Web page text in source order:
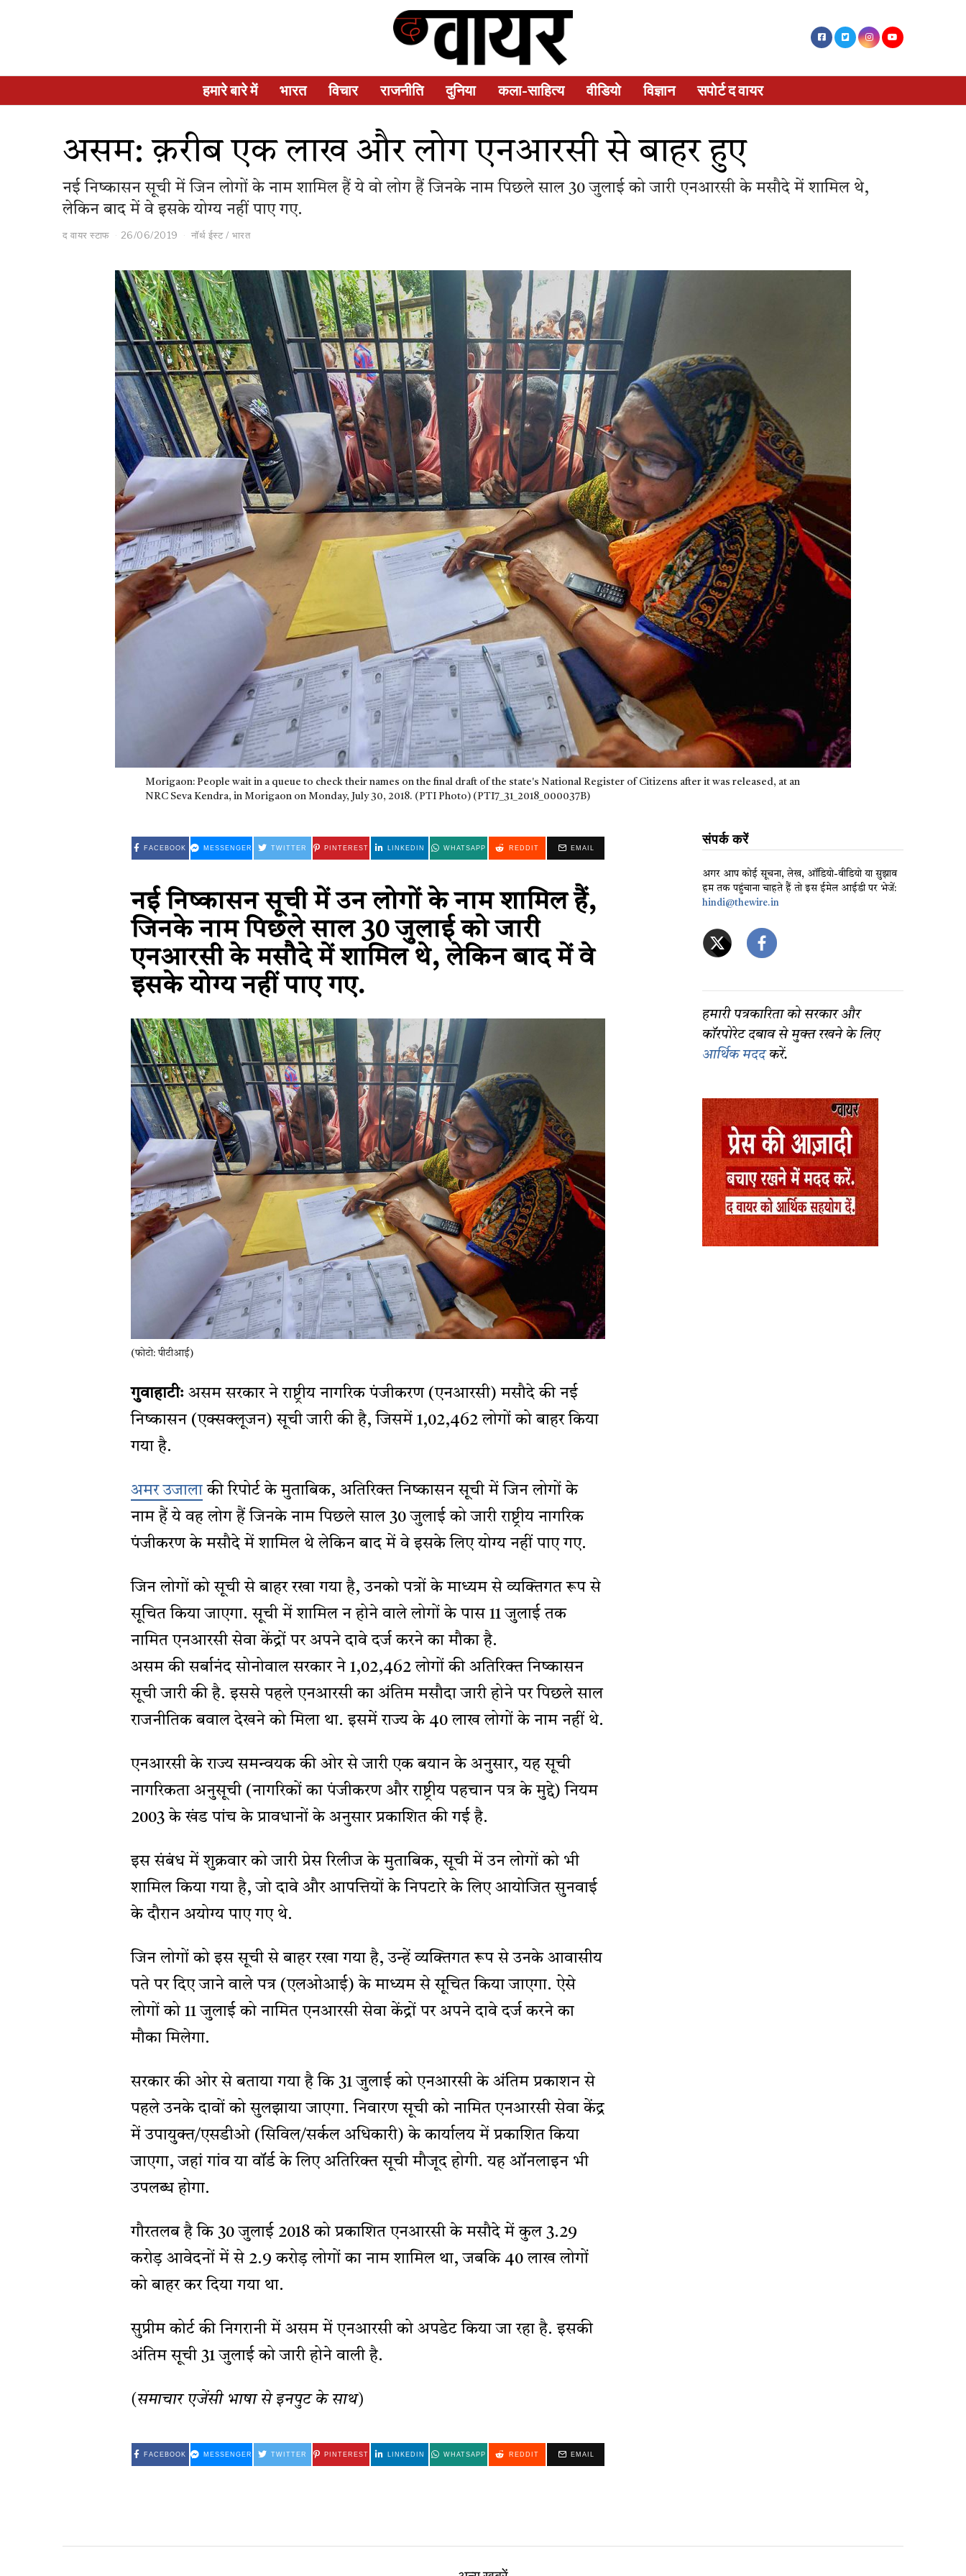
हमारे बारे में भारत विचार राजनीति दुनिया कला-साहित्य वीडियो विज्ञान सपोर्ट द वायर
असम: क़रीब एक लाख और लोग एनआरसी से बाहर हुए
नई निष्कासन सूची में जिन लोगों के नाम शामिल हैं ये वो लोग हैं जिनके नाम पिछले साल 30 जुलाई को जारी एनआरसी के मसौदे में शामिल थे,
लेकिन बाद में वे इसके योग्य नहीं पाए गए.
द वायर स्टाफ 26/06/2019 नॉर्थ ईस्ट / भारत
Morigaon: People wait in a queue to check their names on the final draft of the state's National Register of Citizens after it was released, at an
NRC Seva Kendra, in Morigaon on Monday, July 30, 2018. (PTI Photo) (PTI7_31_2018_000037B)
FACEBOOK MESSENGER TWITTER PINTEREST LINKEDIN WHATSAPP REDDIT EMAIL
नई निष्कासन सूची में उन लोगों के नाम शामिल हैं,
जिनके नाम पिछले साल 30 जुलाई को जारी
एनआरसी के मसौदे में शामिल थे, लेकिन बाद में वे
इसके योग्य नहीं पाए गए.
(फोटो: पीटीआई)
गुवाहाटीः असम सरकार ने राष्ट्रीय नागरिक पंजीकरण (एनआरसी) मसौदे की नई
निष्कासन (एक्सक्लूजन) सूची जारी की है, जिसमें 1,02,462 लोगों को बाहर किया
गया है.
अमर उजालाकी रिपोर्ट के मुताबिक, अतिरिक्त निष्कासन सूची में जिन लोगों के
नाम हैं ये वह लोग हैं जिनके नाम पिछले साल 30 जुलाई को जारी राष्ट्रीय नागरिक
पंजीकरण के मसौदे में शामिल थे लेकिन बाद में वे इसके लिए योग्य नहीं पाए गए.
जिन लोगों को सूची से बाहर रखा गया है, उनको पत्रों के माध्यम से व्यक्तिगत रूप से
सूचित किया जाएगा. सूची में शामिल न होने वाले लोगों के पास 11 जुलाई तक
नामित एनआरसी सेवा केंद्रों पर अपने दावे दर्ज करने का मौका है.
असम की सर्बानंद सोनोवाल सरकार ने 1,02,462 लोगों की अतिरिक्त निष्कासन
सूची जारी की है. इससे पहले एनआरसी का अंतिम मसौदा जारी होने पर पिछले साल
राजनीतिक बवाल देखने को मिला था. इसमें राज्य के 40 लाख लोगों के नाम नहीं थे.
एनआरसी के राज्य समन्वयक की ओर से जारी एक बयान के अनुसार, यह सूची
नागरिकता अनुसूची (नागरिकों का पंजीकरण और राष्ट्रीय पहचान पत्र के मुद्दे) नियम
2003 के खंड पांच के प्रावधानों के अनुसार प्रकाशित की गई है.
इस संबंध में शुक्रवार को जारी प्रेस रिलीज के मुताबिक, सूची में उन लोगों को भी
शामिल किया गया है, जो दावे और आपत्तियों के निपटारे के लिए आयोजित सुनवाई
के दौरान अयोग्य पाए गए थे.
जिन लोगों को इस सूची से बाहर रखा गया है, उन्हें व्यक्तिगत रूप से उनके आवासीय
पते पर दिए जाने वाले पत्र (एलओआई) के माध्यम से सूचित किया जाएगा. ऐसे
लोगों को 11 जुलाई को नामित एनआरसी सेवा केंद्रों पर अपने दावे दर्ज करने का
मौका मिलेगा.
सरकार की ओर से बताया गया है कि 31 जुलाई को एनआरसी के अंतिम प्रकाशन से
पहले उनके दावों को सुलझाया जाएगा. निवारण सूची को नामित एनआरसी सेवा केंद्र
में उपायुक्त/एसडीओ (सिविल/सर्कल अधिकारी) के कार्यालय में प्रकाशित किया
जाएगा, जहां गांव या वॉर्ड के लिए अतिरिक्त सूची मौजूद होगी. यह ऑनलाइन भी
उपलब्ध होगा.
गौरतलब है कि 30 जुलाई 2018 को प्रकाशित एनआरसी के मसौदे में कुल 3.29
करोड़ आवेदनों में से 2.9 करोड़ लोगों का नाम शामिल था, जबकि 40 लाख लोगों
को बाहर कर दिया गया था.
सुप्रीम कोर्ट की निगरानी में असम में एनआरसी को अपडेट किया जा रहा है. इसकी
अंतिम सूची 31 जुलाई को जारी होने वाली है.
(समाचार एजेंसी भाषा से इनपुट के साथ)
FACEBOOK MESSENGER TWITTER PINTEREST LINKEDIN WHATSAPP REDDIT EMAIL
संपर्क करें
अगर आप कोई सूचना, लेख, ऑडियो-वीडियो या सुझाव
हम तक पहुंचाना चाहते हैं तो इस ईमेल आईडी पर भेजें:
hindi@thewire.in
हमारी पत्रकारिता को सरकार और
कॉरपोरेट दबाव से मुक्त रखने के लिए
आर्थिक मददकरें.